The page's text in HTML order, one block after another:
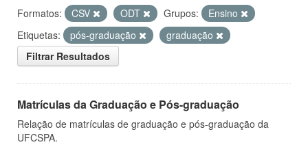
Formatos: CSV ODT Grupos:
Ensino
Etiquetas:
pós-graduação
graduação
Filtrar Resultados
Matrículas da Graduação e Pós-graduação
Relação de matrículas de graduação e pós-graduação da
UFCSPA.